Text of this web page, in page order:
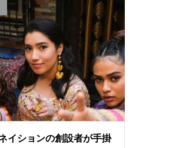
イションの創設者が手掛